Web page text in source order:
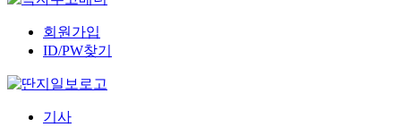
회원가입
ID/PW찾기
기사